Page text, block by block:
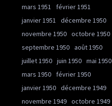
mars 1951
février 1951
janvier 1951
décembre 1950
novembre 1950 octobre 1950
septembre 1950 août 1950
juillet 1950 juin 1950 mai 1950
mars 1950
février 1950
janvier 1950 décembre 1949
novembre 1949 octobre 1949